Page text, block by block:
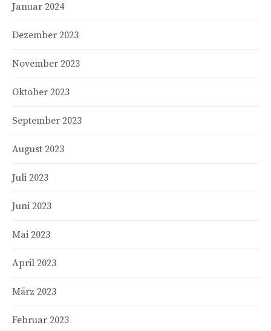
Januar 2024
Dezember 2023
November 2023
Oktober 2023
September 2023
August 2023
Juli 2023
Juni 2023
Mai 2023
April 2023
März 2023
Februar 2023